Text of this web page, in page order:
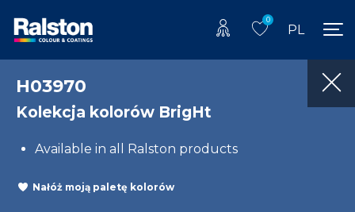
0
PL
H03970
Kolekcja kolorów BrigHt
Available in all Ralston products
Nałóż moją paletę kolorów